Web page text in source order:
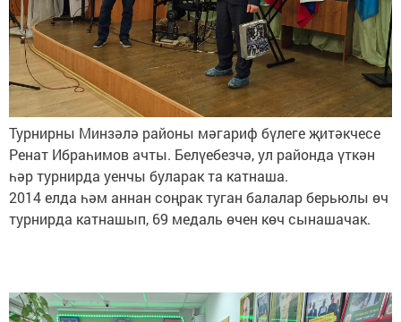
Турнирны Минзәлә районы мәгариф бүлеге җитәкчесе
Ренат Ибраһимов ачты. Белүебезчә, ул районда үткән
һәр турнирда уенчы буларак та катнаша.
2014 елда һәм аннан соңрак туган балалар берьюлы өч
турнирда катнашып, 69 медаль өчен көч сынашачак.